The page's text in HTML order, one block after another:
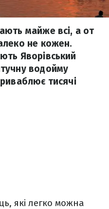
майже всі, а от
не кожен.
Яворівський
водойму
тисячі
які легко можна